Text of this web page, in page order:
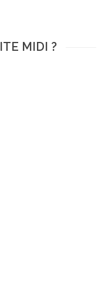
MIDI ?